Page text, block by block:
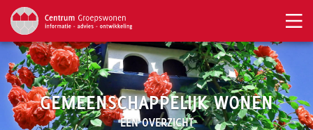
GEMEENSCHAPPELIJK WONEN
EEN OVERZICHT